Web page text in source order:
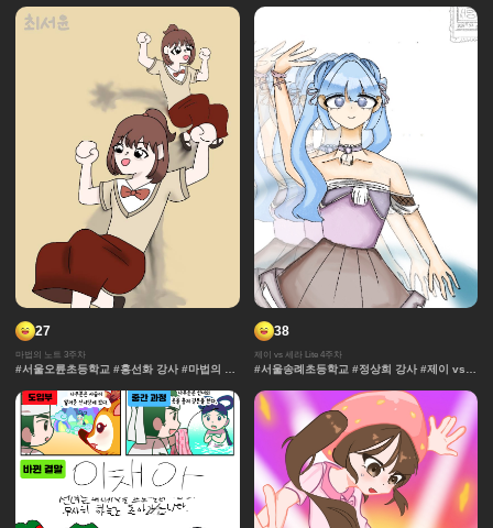
의보물 #9차시 #사건 #모험 #마법 #서울개일
초등학교 #석민영강사 #세계관 중세 #보물 #
정
27
마법의 노트 3주차
#서울오륜초등학교 #홍선화 강사 #마법의 노
얼굴 #추격전 #컷만화 #개성 #액션 #장면효
과 #창작 디자인 #노트 #마법 #연출 #캐릭터
#콘티 #날씨 #아이돌 #댄스
38
제이 vs 세라 Lite 4주차
#서울송례초등학교 #정상희 강사 #제이 vs
#컷만화 #데포르메 #훈련 #보석 #창작 디자
인 #잔상표현 #체육 #제이 #대결 #댄스